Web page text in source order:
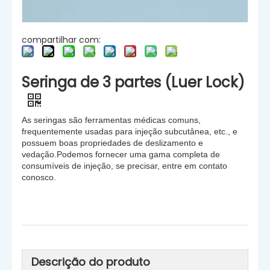
compartilhar com:
Seringa de 3 partes (Luer Lock)
As seringas são ferramentas médicas comuns,
frequentemente usadas para injeção subcutânea, etc., e
possuem boas propriedades de deslizamento e
vedação.Podemos fornecer uma gama completa de
consumíveis de injeção, se precisar, entre em contato
conosco.
Descrição do produto